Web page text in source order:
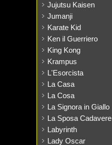
Jujutsu Kaisen
Jumanji
Karate Kid
Ken il Guerriero
King Kong
Krampus
L'Esorcista
La Casa
La Cosa
La Signora in Giallo
La Sposa Cadavere
Labyrinth
Lady Oscar